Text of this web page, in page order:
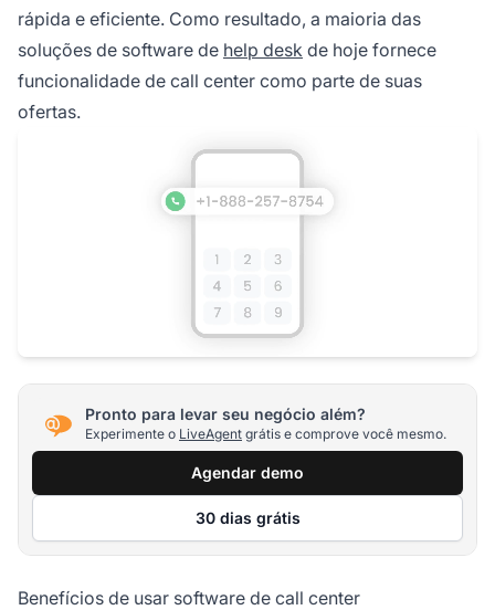
rápida e eficiente. Como resultado, a maioria das
soluções de software de help desk de hoje fornece
funcionalidade de call center como parte de suas
ofertas.
Pronto para levar seu negócio além?
Experimente o LiveAgent grátis e comprove você mesmo.
Agendar demo
30 dias grátis
Benefícios de usar software de call center